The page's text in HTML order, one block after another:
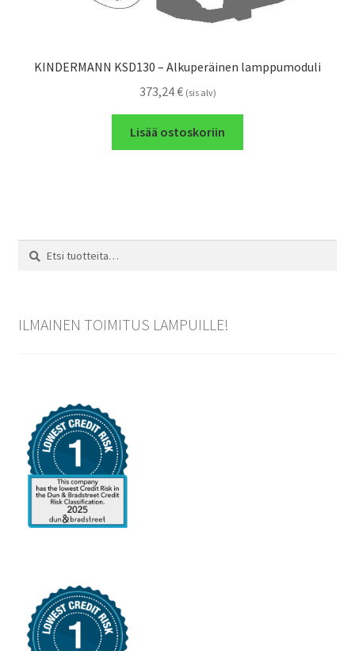
KINDERMANN KSD130 – Alkuperäinen lamppumoduli
373,24€ (sis alv)
Lisää ostoskoriin
Etsi:
Haku
ILMAINEN TOIMITUS LAMPUILLE!